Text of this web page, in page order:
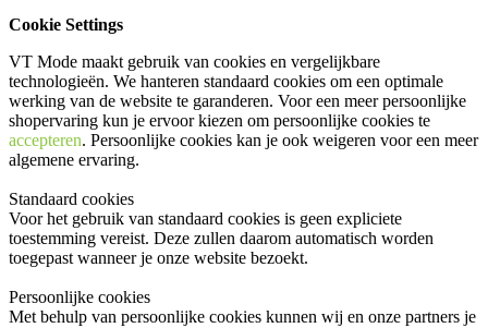
Cookie Settings
VT Mode maakt gebruik van cookies en vergelijkbare
technologieën. We hanteren standaard cookies om een optimale
werking van de website te garanderen. Voor een meer persoonlijke
shopervaring kun je ervoor kiezen om persoonlijke cookies te
accepteren. Persoonlijke cookies kan je ook weigeren voor een meer
algemene ervaring.
Standaard cookies
Voor het gebruik van standaard cookies is geen expliciete
toestemming vereist. Deze zullen daarom automatisch worden
toegepast wanneer je onze website bezoekt.
Persoonlijke cookies
Met behulp van persoonlijke cookies kunnen wij en onze partners je